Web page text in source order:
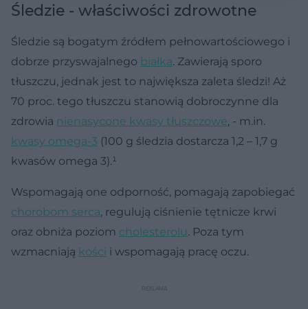
Śledzie - właściwości zdrowotne
Śledzie są bogatym źródłem pełnowartościowego i
dobrze przyswajalnego białka. Zawierają sporo
tłuszczu, jednak jest to największa zaleta śledzi! Aż
70 proc. tego tłuszczu stanowią dobroczynne dla
zdrowia nienasycone kwasy tłuszczowe, - m.in.
kwasy omega-3 (100 g śledzia dostarcza 1,2 – 1,7 g
kwasów omega 3).¹
Wspomagają one odporność, pomagają zapobiegać
chorobom serca, regulują ciśnienie tętnicze krwi
oraz obniża poziom cholesterolu. Poza tym
wzmacniają kości i wspomagają pracę oczu.